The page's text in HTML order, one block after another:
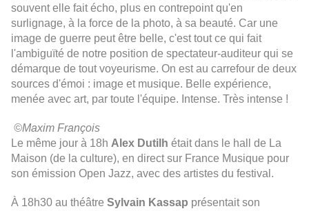
souvent elle fait écho, plus en contrepoint qu'en
surlignage, à la force de la photo, à sa beauté. Car une
image de guerre peut être belle, c'est tout ce qui fait
l'ambiguïté de notre position de spectateur-auditeur qui se
démarque de tout voyeurisme. On est au carrefour de deux
sources d'émoi : image et musique. Belle expérience,
menée avec art, par toute l'équipe. Intense. Très intense !
©Maxim François
Le même jour à 18h Alex Dutilh était dans le hall de La
Maison (de la culture), en direct sur France Musique pour
son émission Open Jazz, avec des artistes du festival.
À 18h30 au théâtre Sylvain Kassap présentait son